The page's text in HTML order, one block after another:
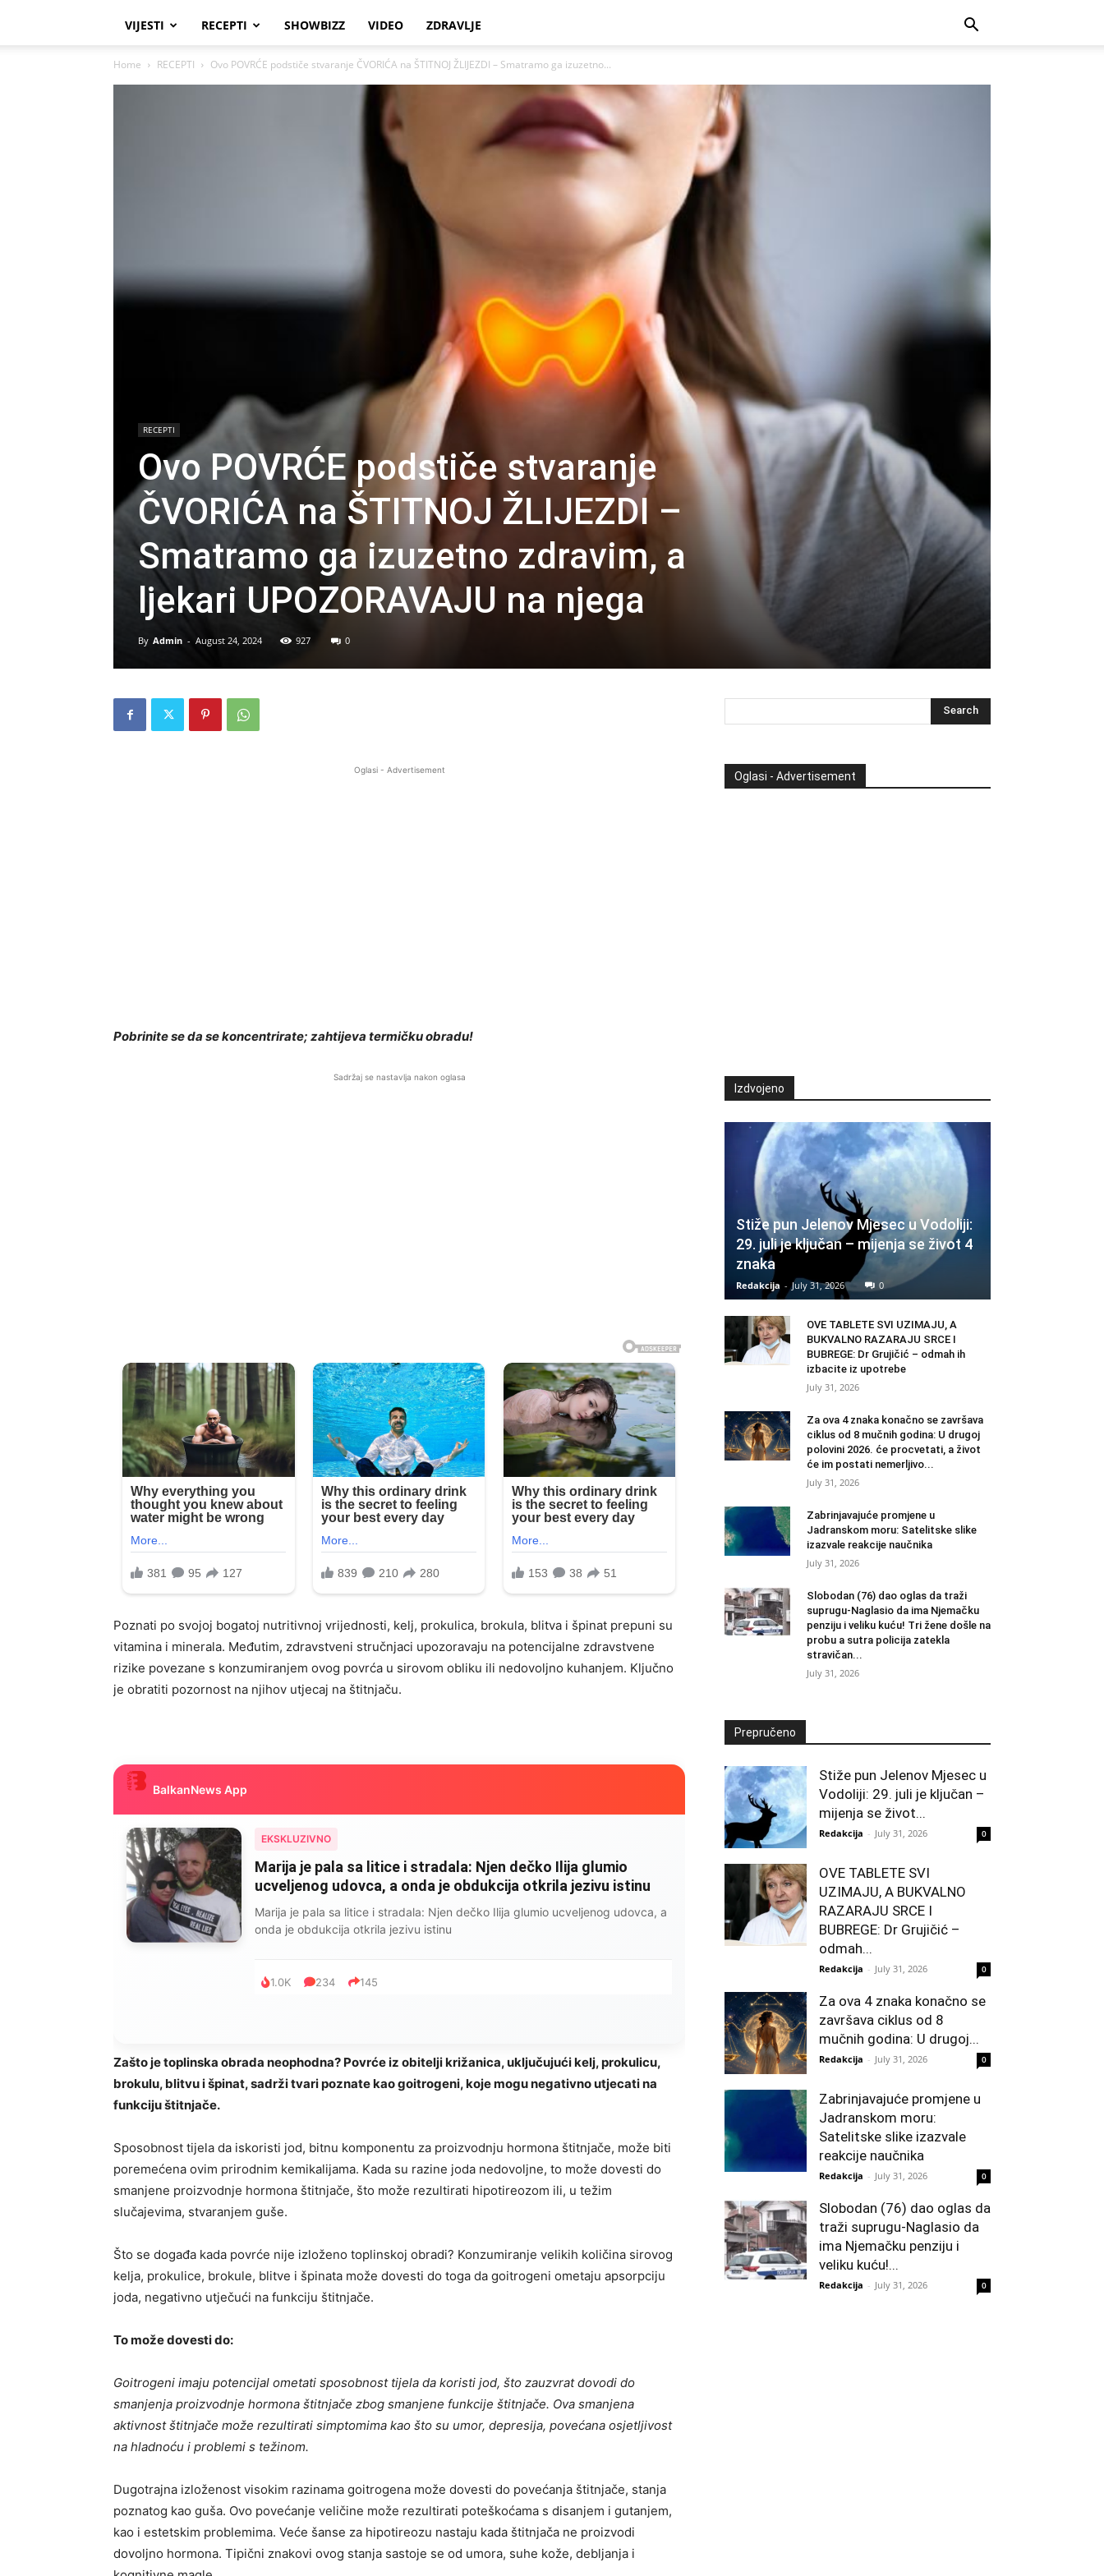
VIJESTI RECEPTI SHOWBIZZ VIDEO ZDRAVLJE
Home RECEPTI Ovo POVRĆE podstiče stvaranje ČVORIĆA na ŠTITNOJ ŽLIJEZDI – Smatramo ga izuzetno...
RECEPTI
Ovo POVRĆE podstiče stvaranje
ČVORIĆA na ŠTITNOJ ŽLIJEZDI –
Smatramo ga izuzetno zdravim, a
ljekari UPOZORAVAJU na njega
By Admin - August 24, 2024 927 0
Oglasi - Advertisement
Pobrinite se da se koncentrirate; zahtijeva termičku obradu!
Sadržaj se nastavlja nakon oglasa
Poznati po svojoj bogatoj nutritivnoj vrijednosti, kelj, prokulica, brokula, blitva i špinat prepuni su
vitamina i minerala. Međutim, zdravstveni stručnjaci upozoravaju na potencijalne zdravstvene
rizike povezane s konzumiranjem ovog povrća u sirovom obliku ili nedovoljno kuhanjem. Ključno
je obratiti pozornost na njihov utjecaj na štitnjaču.
BalkanNews App
EKSKLUZIVNO
Marija je pala sa litice i stradala: Njen dečko Ilija glumio
ucveljenog udovca, a onda je obdukcija otkrila jezivu istinu
Marija je pala sa litice i stradala: Njen dečko Ilija glumio ucveljenog udovca, a
onda je obdukcija otkrila jezivu istinu
1.0K 234 145
Zašto je toplinska obrada neophodna? Povrće iz obitelji križanica, uključujući kelj, prokulicu,
brokulu, blitvu i špinat, sadrži tvari poznate kao goitrogeni, koje mogu negativno utjecati na
funkciju štitnjače.
Sposobnost tijela da iskoristi jod, bitnu komponentu za proizvodnju hormona štitnjače, može biti
poremećena ovim prirodnim kemikalijama. Kada su razine joda nedovoljne, to može dovesti do
smanjene proizvodnje hormona štitnjače, što može rezultirati hipotireozom ili, u težim
slučajevima, stvaranjem guše.
Što se događa kada povrće nije izloženo toplinskoj obradi? Konzumiranje velikih količina sirovog
kelja, prokulice, brokule, blitve i špinata može dovesti do toga da goitrogeni ometaju apsorpciju
joda, negativno utječući na funkciju štitnjače.
To može dovesti do:
Goitrogeni imaju potencijal ometati sposobnost tijela da koristi jod, što zauzvrat dovodi do
smanjenja proizvodnje hormona štitnjače zbog smanjene funkcije štitnjače. Ova smanjena
aktivnost štitnjače može rezultirati simptomima kao što su umor, depresija, povećana osjetljivost
na hladnoću i problemi s težinom.
Dugotrajna izloženost visokim razinama goitrogena može dovesti do povećanja štitnjače, stanja
poznatog kao guša. Ovo povećanje veličine može rezultirati poteškoćama s disanjem i gutanjem,
kao i estetskim problemima. Veće šanse za hipotireozu nastaju kada štitnjača ne proizvodi
dovoljno hormona. Tipični znakovi ovog stanja sastoje se od umora, suhe kože, debljanja i
Oglasi - Advertisement
Izdvojeno
Stiže pun Jelenov Mjesec u Vodoliji:
29. juli je ključan – mijenja se život 4
znaka
Redakcija - July 31, 2026 0
OVE TABLETE SVI UZIMAJU, A
BUKVALNO RAZARAJU SRCE I
BUBREGE: Dr Grujičić – odmah ih
izbacite iz upotrebe
July 31, 2026
Za ova 4 znaka konačno se završava
ciklus od 8 mučnih godina: U drugoj
polovini 2026. će procvetati, a život
će im postati nemerljivo...
July 31, 2026
Zabrinjavajuće promjene u
Jadranskom moru: Satelitske slike
izazvale reakcije naučnika
July 31, 2026
Slobodan (76) dao oglas da traži
suprugu-Naglasio da ima Njemačku
penziju i veliku kuću! Tri žene došle na
probu a sutra policija zatekla
stravičan...
July 31, 2026
Prepručeno
Stiže pun Jelenov Mjesec u
Vodoliji: 29. juli je ključan –
mijenja se život...
Redakcija - July 31, 2026 0
OVE TABLETE SVI
UZIMAJU, A BUKVALNO
RAZARAJU SRCE I
BUBREGE: Dr Grujičić –
odmah...
Redakcija - July 31, 2026 0
Za ova 4 znaka konačno se
završava ciklus od 8
mučnih godina: U drugoj...
Redakcija - July 31, 2026 0
Zabrinjavajuće promjene u
Jadranskom moru:
Satelitske slike izazvale
reakcije naučnika
Redakcija - July 31, 2026 0
Slobodan (76) dao oglas da
traži suprugu-Naglasio da
ima Njemačku penziju i
veliku kuću!...
Redakcija - July 31, 2026 0